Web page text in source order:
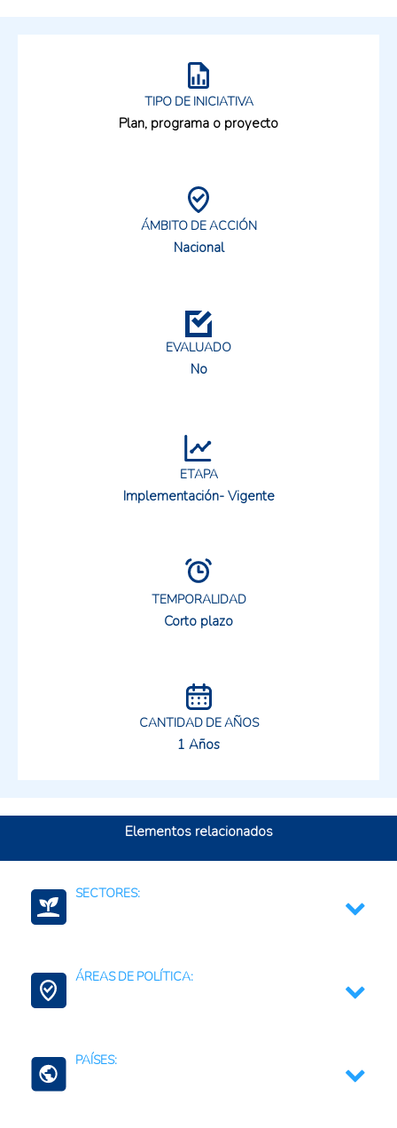
TIPO DE INICIATIVA
Plan, programa o proyecto
ÁMBITO DE ACCIÓN
Nacional
EVALUADO
No
ETAPA
Implementación- Vigente
TEMPORALIDAD
Corto plazo
CANTIDAD DE AÑOS
1 Años
Elementos relacionados
SECTORES:
Agroalimentario (total)
Tecnología de alimentos
ÁREAS DE POLÍTICA:
Comercio Internacional e Integración Regional
Medidas Sanitarias y Fitosanitarias
PAÍSES: